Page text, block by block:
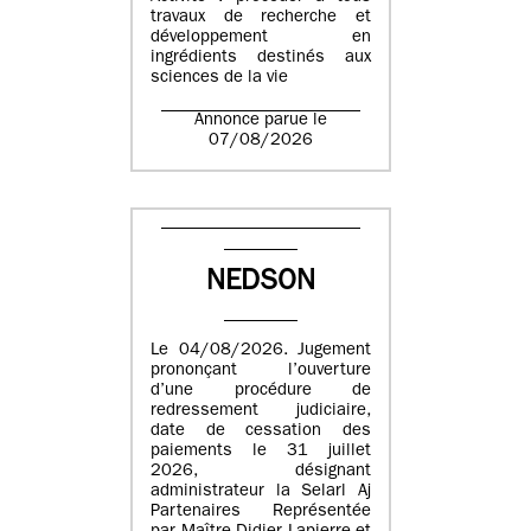
travaux de recherche et
développement en
ingrédients destinés aux
sciences de la vie
Annonce parue le
07/08/2026
NEDSON
Le 04/08/2026. Jugement
prononçant l’ouverture
d’une procédure de
redressement judiciaire,
date de cessation des
paiements le 31 juillet
2026, désignant
administrateur la Selarl Aj
Partenaires Représentée